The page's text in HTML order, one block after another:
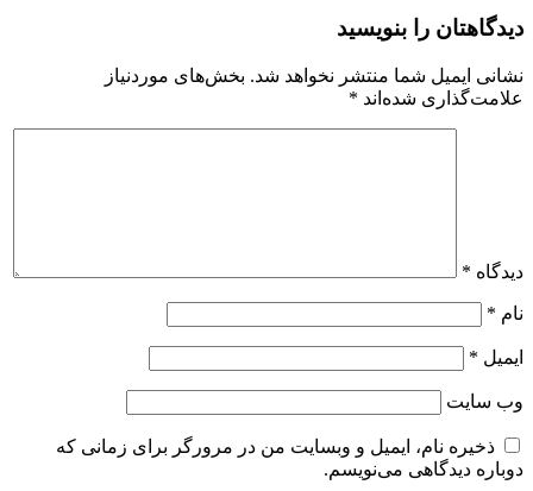
دیدگاهتان را بنویسید
نشانی ایمیل شما منتشر نخواهد شد. بخش‌های موردنیاز
علامت‌گذاری شده‌اند *
دیدگاه *
نام *
ایمیل *
وب‌ سایت
ذخیره نام، ایمیل و وبسایت من در مرورگر برای زمانی که
دوباره دیدگاهی می‌نویسم.